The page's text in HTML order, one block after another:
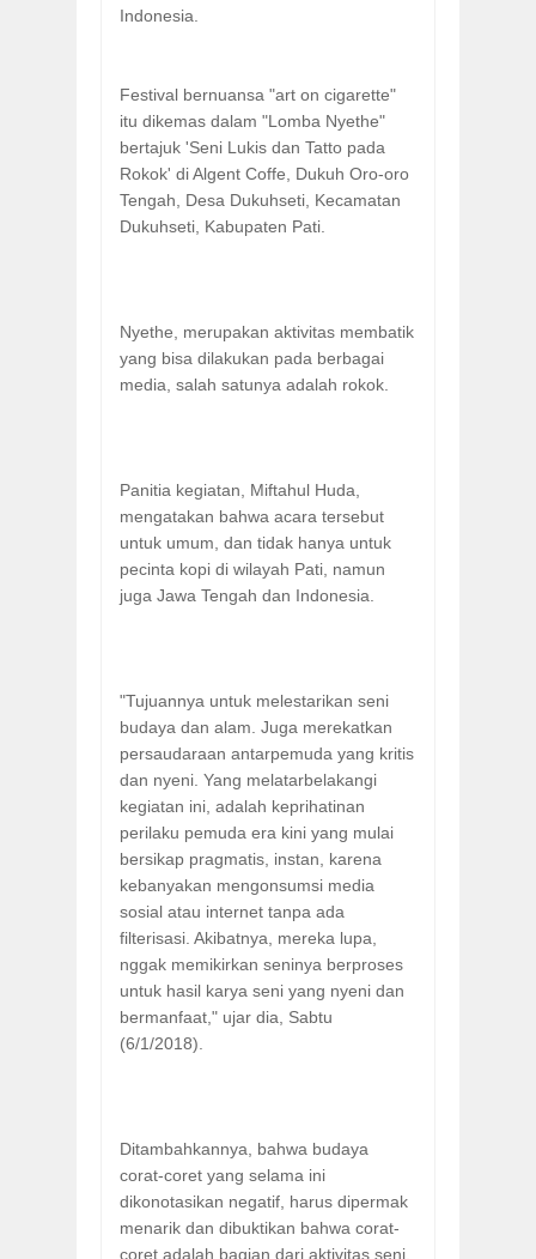
Indonesia.
Festival bernuansa "art on cigarette"
itu dikemas dalam "Lomba Nyethe"
bertajuk 'Seni Lukis dan Tatto pada
Rokok' di Algent Coffe, Dukuh Oro-oro
Tengah, Desa Dukuhseti, Kecamatan
Dukuhseti, Kabupaten Pati.
Nyethe, merupakan aktivitas membatik
yang bisa dilakukan pada berbagai
media, salah satunya adalah rokok.
Panitia kegiatan, Miftahul Huda,
mengatakan bahwa acara tersebut
untuk umum, dan tidak hanya untuk
pecinta kopi di wilayah Pati, namun
juga Jawa Tengah dan Indonesia.
"Tujuannya untuk melestarikan seni
budaya dan alam. Juga merekatkan
persaudaraan antarpemuda yang kritis
dan nyeni. Yang melatarbelakangi
kegiatan ini, adalah keprihatinan
perilaku pemuda era kini yang mulai
bersikap pragmatis, instan, karena
kebanyakan mengonsumsi media
sosial atau internet tanpa ada
filterisasi. Akibatnya, mereka lupa,
nggak memikirkan seninya berproses
untuk hasil karya seni yang nyeni dan
bermanfaat," ujar dia, Sabtu
(6/1/2018).
Ditambahkannya, bahwa budaya
corat-coret yang selama ini
dikonotasikan negatif, harus dipermak
menarik dan dibuktikan bahwa corat-
coret adalah bagian dari aktivitas seni.